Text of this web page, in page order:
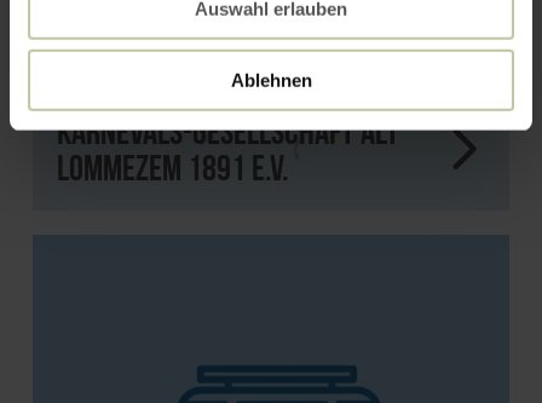
Auswahl erlauben
Ablehnen
Karnevals-Gesellschaft alt
Lommezem 1891 e.V.